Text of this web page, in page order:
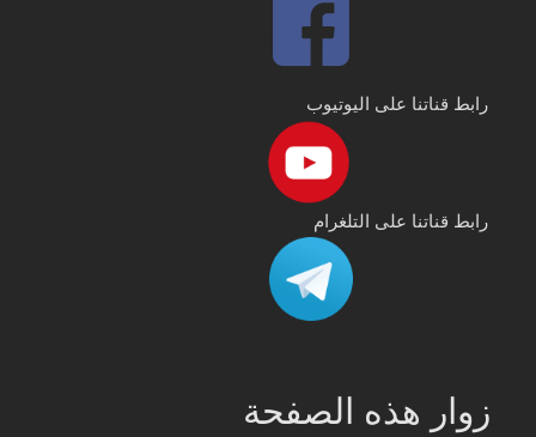
رابط قناتنا على اليوتيوب
رابط قناتنا على التلغرام
زوار هذه الصفحة